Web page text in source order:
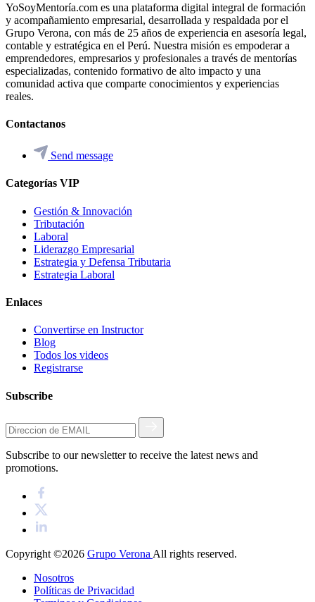
YoSoyMentoría.com es una plataforma digital integral de formación
y acompañamiento empresarial, desarrollada y respaldada por el
Grupo Verona, con más de 25 años de experiencia en asesoría legal,
contable y estratégica en el Perú. Nuestra misión es empoderar a
emprendedores, empresarios y profesionales a través de mentorías
especializadas, contenido formativo de alto impacto y una
comunidad activa que comparte conocimientos y experiencias
reales.
Contactanos
Send message
Categorías VIP
Gestión & Innovación
Tributación
Laboral
Liderazgo Empresarial
Estrategia y Defensa Tributaria
Estrategia Laboral
Enlaces
Convertirse en Instructor
Blog
Todos los videos
Registrarse
Subscribe
Subscribe to our newsletter to receive the latest news and
promotions.
Copyright ©2026 Grupo Verona All rights reserved.
Nosotros
Políticas de Privacidad